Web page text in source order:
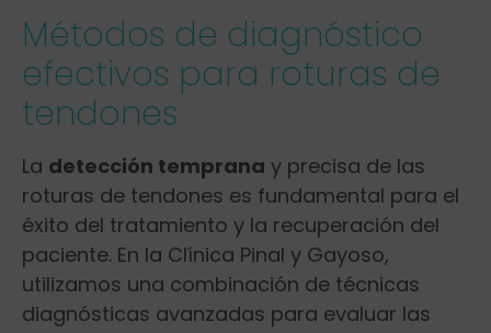
Métodos de diagnóstico
efectivos para roturas de
tendones
La detección temprana ‌y precisa de las
roturas de tendones ⁢es fundamental para el
éxito del tratamiento ⁢y la recuperación del
paciente. En la Clínica Pinal y Gayoso,
utilizamos una combinación de técnicas
diagnósticas⁤ avanzadas para evaluar⁢ las